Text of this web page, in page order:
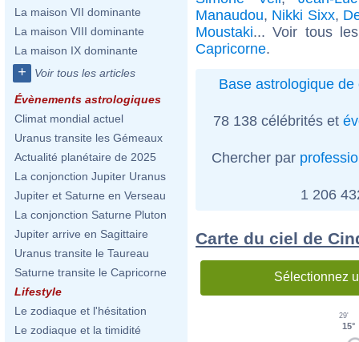
La maison VII dominante
La maison VIII dominante
La maison IX dominante
+ Voir tous les articles
Évènements astrologiques
Climat mondial actuel
Uranus transite les Gémeaux
Actualité planétaire de 2025
La conjonction Jupiter Uranus
Jupiter et Saturne en Verseau
La conjonction Saturne Pluton
Jupiter arrive en Sagittaire
Uranus transite le Taureau
Saturne transite le Capricorne
Lifestyle
Le zodiaque et l'hésitation
Le zodiaque et la timidité
Manaudou, Nikki Sixx,
Moustaki... Voir tous
Capricorne.
Base astrologique de
78 138 célébrités et
Chercher par
1 206
Carte du ciel de
Sélectionnez
15°
29'